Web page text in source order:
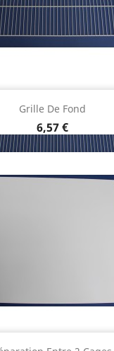
Grille De Fond
Prix
6,57 €